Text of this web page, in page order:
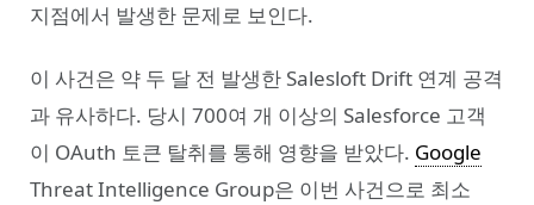
지점에서 발생한 문제로 보인다.
이 사건은 약 두 달 전 발생한 Salesloft Drift 연계 공격
과 유사하다. 당시 700여 개 이상의 Salesforce 고객
이 OAuth 토큰 탈취를 통해 영향을 받았다. Google
Threat Intelligence Group은 이번 사건으로 최소